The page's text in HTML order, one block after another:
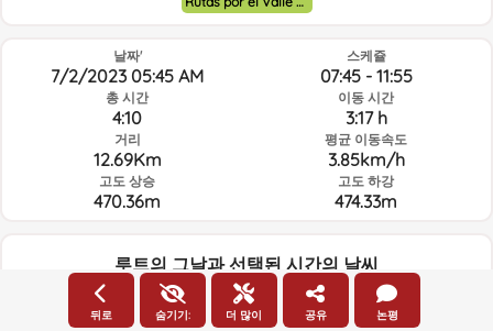
날짜'
7/2/2023 05:45 AM
총 시간
4:10
거리
12.69Km
고도 상승
470.36m
스케쥴
07:45 - 11:55
이동 시간
3:17 h
평균 이동속도
3.85km/h
고도 하강
474.33m
루트의 그날과 선택된 시간의 날씨
05:00
뒤로 숨기기: 더 많이 공유 논평